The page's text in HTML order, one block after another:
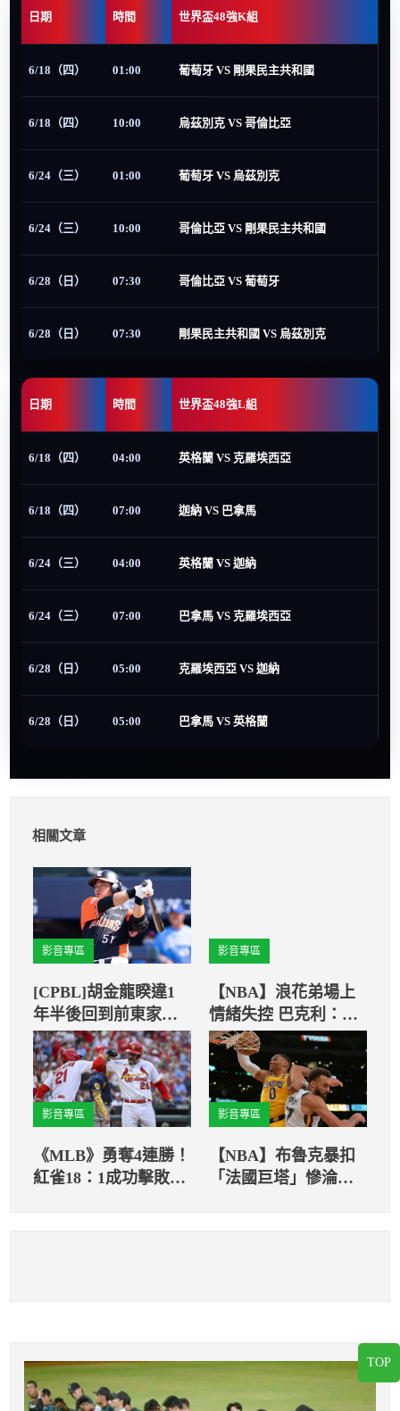
日期 時間 世界盃48強K組
6/18（四） 01:00 葡萄牙 VS 剛果民主共和國
6/18（四） 10:00 烏茲別克 VS 哥倫比亞
6/24（三） 01:00 葡萄牙 VS 烏茲別克
6/24（三） 10:00 哥倫比亞 VS 剛果民主共和國
6/28（日） 07:30 哥倫比亞 VS 葡萄牙
6/28（日） 07:30 剛果民主共和國 VS 烏茲別克
日期 時間 世界盃48強L組
6/18（四） 04:00 英格蘭 VS 克羅埃西亞
6/18（四） 07:00 迦納 VS 巴拿馬
6/24（三） 04:00 英格蘭 VS 迦納
6/24（三） 07:00 巴拿馬 VS 克羅埃西亞
6/28（日） 05:00 克羅埃西亞 VS 迦納
6/28（日） 05:00 巴拿馬 VS 英格蘭
相關文章
影音專區
[CPBL]胡金龍睽違1
年半後回到前東家主
場 胡金龍表示很感動
影音專區
【NBA】浪花弟場上
情緒失控 巴克利：舊
傷正在拖累他
影音專區
《MLB》勇奪4連勝！
紅雀18：1成功擊敗釀
影音專區
【NBA】布魯克暴扣
「法國巨塔」慘淪背
TOP